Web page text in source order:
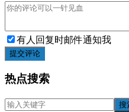
有人回复时邮件通知我
提交评论
热点搜索